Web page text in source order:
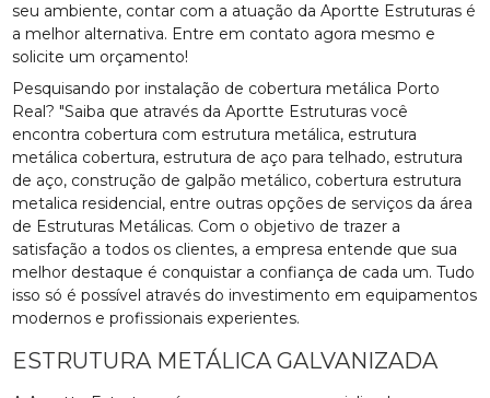
seu ambiente, contar com a atuação da Aportte Estruturas é
a melhor alternativa. Entre em contato agora mesmo e
solicite um orçamento!
Pesquisando por instalação de cobertura metálica Porto
Real? "Saiba que através da Aportte Estruturas você
encontra cobertura com estrutura metálica, estrutura
metálica cobertura, estrutura de aço para telhado, estrutura
de aço, construção de galpão metálico, cobertura estrutura
metalica residencial, entre outras opções de serviços da área
de Estruturas Metálicas. Com o objetivo de trazer a
satisfação a todos os clientes, a empresa entende que sua
melhor destaque é conquistar a confiança de cada um. Tudo
isso só é possível através do investimento em equipamentos
modernos e profissionais experientes.
ESTRUTURA METÁLICA GALVANIZADA